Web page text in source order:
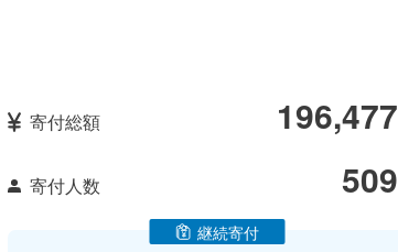
寄付総額 196,477
寄付人数 509
継続寄付